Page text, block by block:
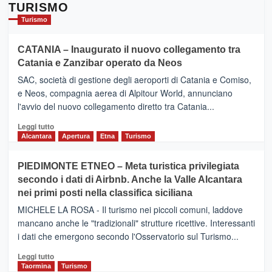
TURISMO
Turismo
CATANIA – Inaugurato il nuovo collegamento tra
Catania e Zanzibar operato da Neos
SAC, società di gestione degli aeroporti di Catania e Comiso,
e Neos, compagnia aerea di Alpitour World, annunciano
l'avvio del nuovo collegamento diretto tra Catania...
Leggi tuttoLeggi
CATANIA
–
Inaugurato
il
nuovo
collegamento
tra
e
Alcantara Apertura Etna Turismo
PIEDIMONTE ETNEO – Meta turistica privilegiata
secondo i dati di Airbnb. Anche la Valle Alcantara
nei primi posti nella classifica siciliana
MICHELE LA ROSA - Il turismo nei piccoli comuni, laddove
mancano anche le "tradizionali" strutture ricettive. Interessanti
i dati che emergono secondo l'Osservatorio sul Turismo...
Leggi tuttoLeggi
Taormina Turismo